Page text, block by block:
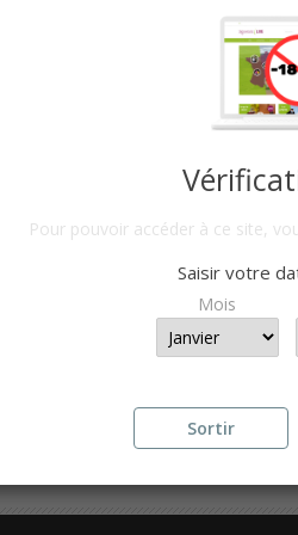
MUSCAT CORSE - VILLA ANGELI...
PAR 6 BTLLES
Pour pouvoir accéder à ce site,
Saisir votre
Mois
Sortir